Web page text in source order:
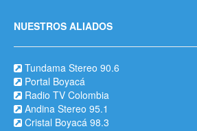
NUESTROS ALIADOS
Tundama Stereo 90.6
Portal Boyacá
Radio TV Colombia
Andina Stereo 95.1
Cristal Boyacá 98.3